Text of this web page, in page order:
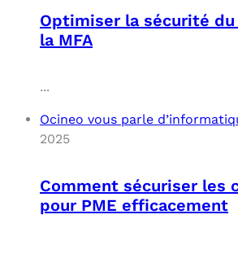
Optimiser la sécurité
la MFA
...
Ocineo vous parle
2025
Comment sécuriser les
pour PME efficacement